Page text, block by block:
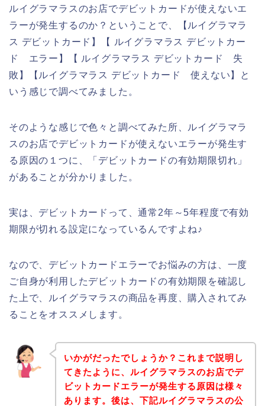
ルイグラマラスのお店でデビットカードが使えないエ
ラーが発生するのか？ということで、【ルイグラマラ
ス デビットカード】【 ルイグラマラス デビットカー
ド エラー】【 ルイグラマラス デビットカード 失
敗】【ルイグラマラス デビットカード 使えない】と
いう感じで調べてみました。
そのような感じで色々と調べてみた所、ルイグラマラ
スのお店でデビットカードが使えないエラーが発生す
る原因の１つに、「デビットカードの有効期限切れ」
があることが分かりました。
実は、デビットカードって、通常2年～5年程度で有効
期限が切れる設定になっているんですよね♪
なので、デビットカードエラーでお悩みの方は、一度
ご自身が利用したデビットカードの有効期限を確認し
た上で、ルイグラマラスの商品を再度、購入されてみ
ることをオススメします。
いかがだったでしょうか？これまで説明し
てきたように、ルイグラマラスのお店でデ
ビットカードエラーが発生する原因は様々
あります。後は、下記ルイグラマラスの公